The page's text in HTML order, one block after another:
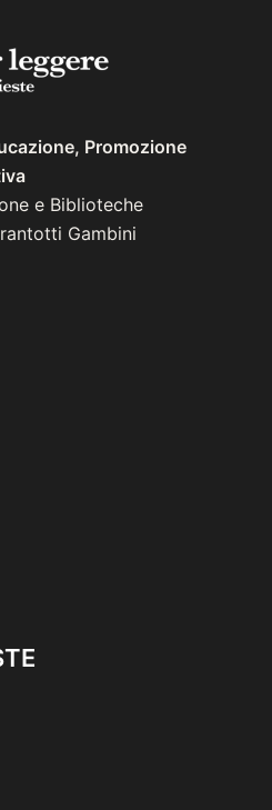
Promozione
e Biblioteche
Gambini